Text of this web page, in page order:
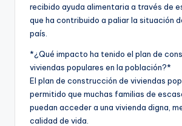
recibido ayuda alimentaria a través de
que ha contribuido a paliar la situación
país.
*¿Qué impacto ha tenido el plan de
viviendas populares en la población?*
El plan de construcción de viviendas
permitido que muchas familias de
puedan acceder a una vivienda digna,
calidad de vida.